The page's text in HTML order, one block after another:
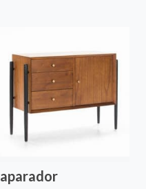
aparador